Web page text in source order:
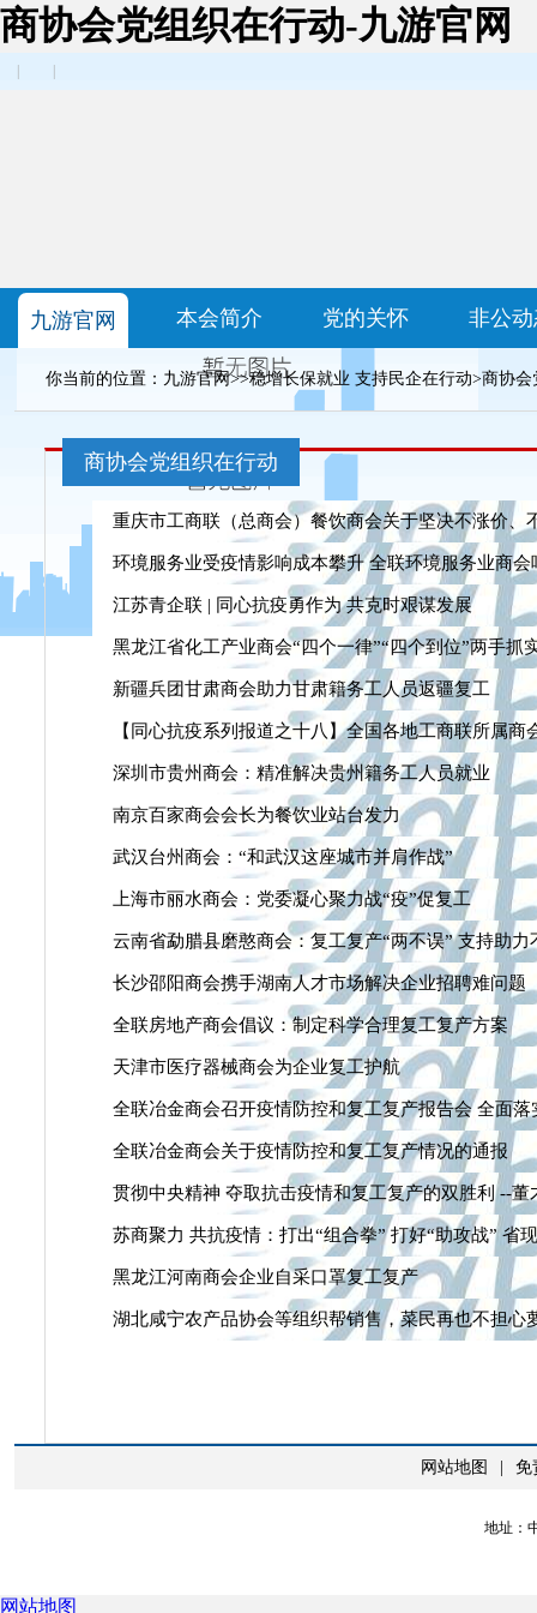
商协会党组织在行动-九游官网
九游官网 本会简介 党的关怀 非公
你当前的位置： 九游官网>>稳增长保就业 支持民企在行动>商协会
商协会党组织在行动
重庆市工商联（总商会）餐饮商会关于坚决不涨价、
环境服务业受疫情影响成本攀升 全联环境服务业商
江苏青企联 | 同心抗疫勇作为 共克时艰谋发展
黑龙江省化工产业商会“四个一律”“四个到位”两手抓
新疆兵团甘肃商会助力甘肃籍务工人员返疆复工
【同心抗疫系列报道之十八】全国各地工商联所属商
深圳市贵州商会：精准解决贵州籍务工人员就业
南京百家商会会长为餐饮业站台发力
武汉台州商会：“和武汉这座城市并肩作战”
上海市丽水商会：党委凝心聚力战“疫”促复工
云南省勐腊县磨憨商会：复工复产“两不误” 支持助力
长沙邵阳商会携手湖南人才市场解决企业招聘难问题
全联房地产商会倡议：制定科学合理复工复产方案
天津市医疗器械商会为企业复工护航
全联冶金商会召开疫情防控和复工复产报告会 全面
全联冶金商会关于疫情防控和复工复产情况的通报
贯彻中央精神 夺取抗击疫情和复工复产的双胜利 --
苏商聚力 共抗疫情：打出“组合拳” 打好“助攻战” 省
黑龙江河南商会企业自采口罩复工复产
湖北咸宁农产品协会等组织帮销售，菜民再也不担心
网站地图 免
地址：
网站地图